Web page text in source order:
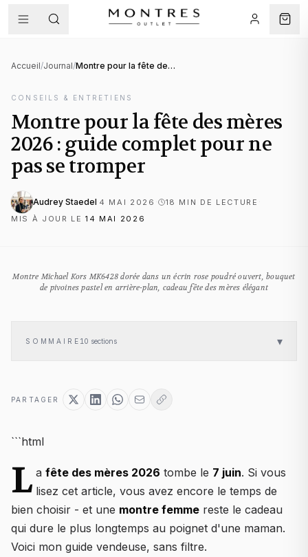
Accueil/Journal/ Montre pour la fête des mères 2026 : guide complet pour ne pas se tromper
CONSEILS & ENTRETIENS
Montre pour la fête des mères
2026 : guide complet pour ne
pas se tromper
Audrey Staedel 4 MAI 2026 18 MIN DE LECTURE
MIS À JOUR LE 14 MAI 2026
Montre Michael Kors MK6428 dorée dans un écrin rose poudré ouvert, bouquet
de pivoines pastel en arrière-plan, cadeau fête des mères élégant
SOMMAIRE 10 sections ▾
PARTAGER
```html
L a fête des mères 2026 tombe le 7 juin. Si vous
lisez cet article, vous avez encore le temps de
bien choisir - et une montre femme reste le cadeau
qui dure le plus longtemps au poignet d'une maman.
Voici mon guide vendeuse, sans filtre.